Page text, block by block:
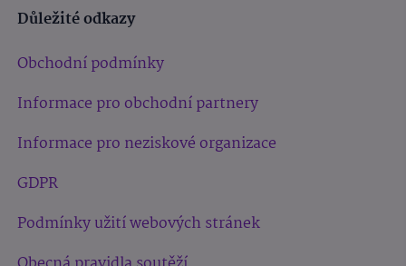
Důležité odkazy
Obchodní podmínky
Informace pro obchodní partnery
Informace pro neziskové organizace
GDPR
Podmínky užití webových stránek